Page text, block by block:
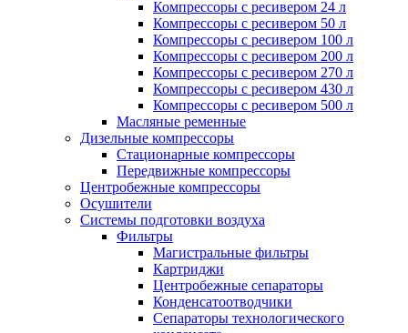
Компрессоры с ресивером 24 л
Компрессоры с ресивером 50 л
Компрессоры с ресивером 100 л
Компрессоры с ресивером 200 л
Компрессоры с ресивером 270 л
Компрессоры с ресивером 430 л
Компрессоры с ресивером 500 л
Масляные ременные
Дизельные компрессоры
Стационарные компрессоры
Передвижные компрессоры
Центробежные компрессоры
Осушители
Системы подготовки воздуха
Фильтры
Магистральные фильтры
Картриджи
Центробежные сепараторы
Конденсатоотводчики
Сепараторы технологического